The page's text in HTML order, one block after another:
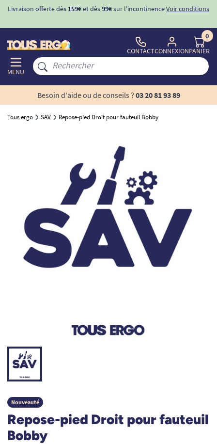
Livraison offerte dès 159€et dès99€sur l'incontinenceVoir conditions
MENU
CONTACTCONNEXION
0
PANIER
Besoin d'aide ou de conseils ? 03 20 81 93 89
Tous ergo SAV Repose-pied Droit pour fauteuil Bobby
Nouveauté
Repose-pied Droit pour fauteuil
Bobby